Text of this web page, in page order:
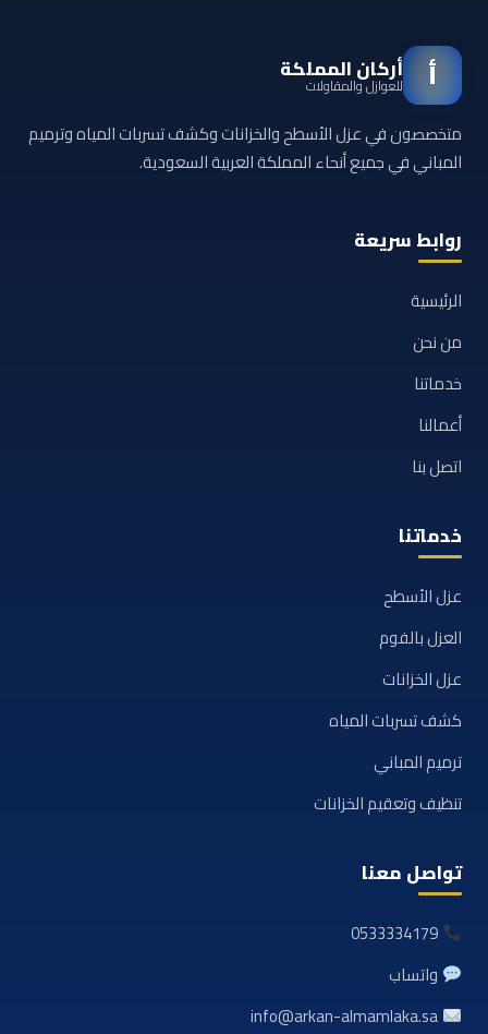
أ أركان المملكة
للعوازل والمقاولات
متخصصون في عزل الأسطح والخزانات وكشف تسربات المياه وترميم
المباني في جميع أنحاء المملكة العربية السعودية.
روابط سريعة
الرئيسية
من نحن
خدماتنا
أعمالنا
اتصل بنا
خدماتنا
عزل الأسطح
العزل بالفوم
عزل الخزانات
كشف تسربات المياه
ترميم المباني
تنظيف وتعقيم الخزانات
تواصل معنا
0533334179
واتساب
info@arkan-almamlaka.sa